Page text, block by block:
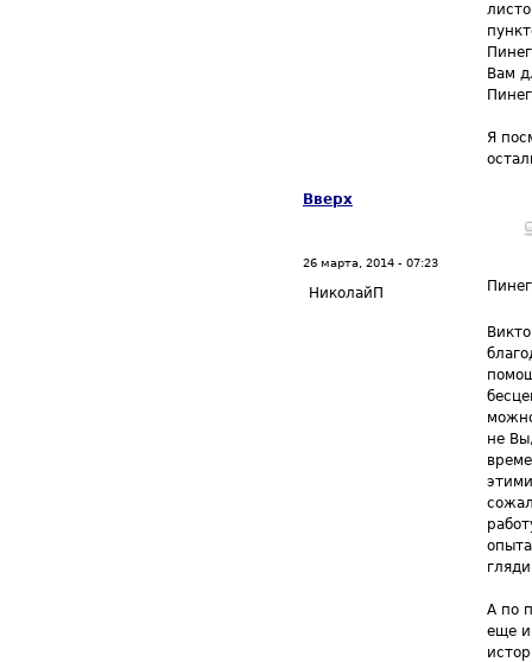
Вам
Я
Вверх
26 марта, 2014 - 07:23
НиколайП
не
А по
еще и